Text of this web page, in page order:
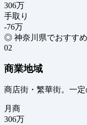
306万
手取り
-76万
◎ 神奈川県でおすすめ
02
商業地域
商店街・繁華街。一
月商
306万